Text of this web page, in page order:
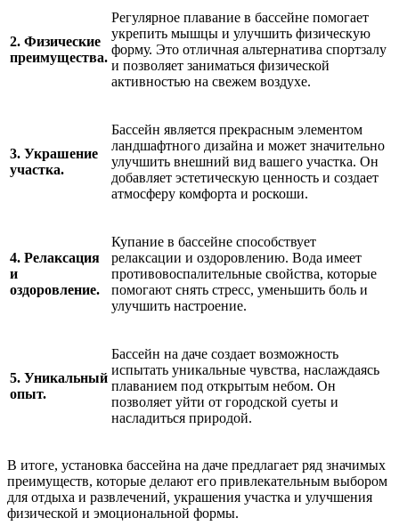
2. Физические
преимущества.
Регулярное плавание в бассейне помогает
укрепить мышцы и улучшить физическую
форму. Это отличная альтернатива спортзалу
и позволяет заниматься физической
активностью на свежем воздухе.
3. Украшение
участка.
Бассейн является прекрасным элементом
ландшафтного дизайна и может значительно
улучшить внешний вид вашего участка. Он
добавляет эстетическую ценность и создает
атмосферу комфорта и роскоши.
4. Релаксация
и
оздоровление.
Купание в бассейне способствует
релаксации и оздоровлению. Вода имеет
противовоспалительные свойства, которые
помогают снять стресс, уменьшить боль и
улучшить настроение.
5. Уникальный
опыт.
Бассейн на даче создает возможность
испытать уникальные чувства, наслаждаясь
плаванием под открытым небом. Он
позволяет уйти от городской суеты и
насладиться природой.
В итоге, установка бассейна на даче предлагает ряд значимых
преимуществ, которые делают его привлекательным выбором
для отдыха и развлечений, украшения участка и улучшения
физической и эмоциональной формы.